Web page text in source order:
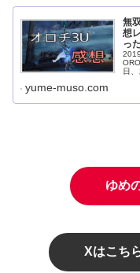
無
想
っ
日
yume-muso.com
ゆめ
Xはこち